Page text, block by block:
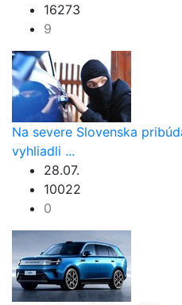
16273
9
Na severe Slovenska
vyhliadli ...
28.07.
10022
0